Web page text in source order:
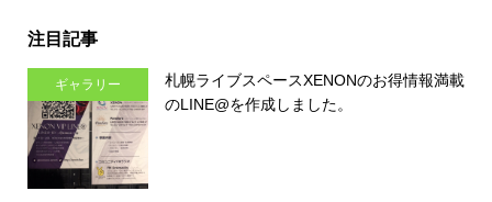
注目記事
ギャラリー
札幌ライブスペースXENONのお得情報満載
のLINE@を作成しました。